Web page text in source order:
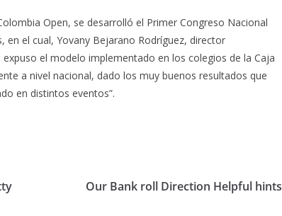
Open, se desarrolló el Primer Congreso Nacional
en el cual, Yovany Bejarano Rodríguez, director
el modelo implementado en los colegios de la Caja
a nivel nacional, dado los muy buenos resultados que
en distintos eventos”.
Our Bank roll Direction Helpful hints